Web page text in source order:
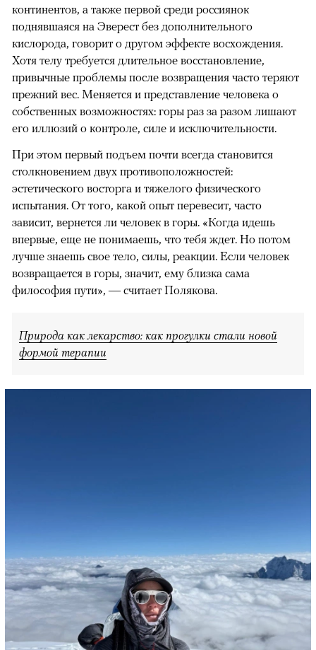
континентов, а также первой среди россиянок
поднявшаяся на Эверест без дополнительного
кислорода, говорит о другом эффекте восхождения.
Хотя телу требуется длительное восстановление,
привычные проблемы после возвращения часто теряют
прежний вес. Меняется и представление человека о
собственных возможностях: горы раз за разом лишают
его иллюзий о контроле, силе и исключительности.
При этом первый подъем почти всегда становится
столкновением двух противоположностей:
эстетического восторга и тяжелого физического
испытания. От того, какой опыт перевесит, часто
зависит, вернется ли человек в горы. «Когда идешь
впервые, еще не понимаешь, что тебя ждет. Но потом
лучше знаешь свое тело, силы, реакции. Если человек
возвращается в горы, значит, ему близка сама
философия пути», — считает Полякова.
Природа как лекарство: как прогулки стали новой
формой терапии